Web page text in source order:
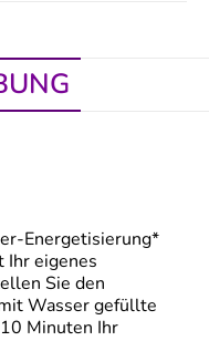
Energetisierung*
Ihr eigenes
Sie den
Wasser gefüllte
Minuten Ihr